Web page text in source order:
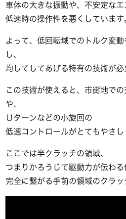
車体の大きな振動や、不安定なエ
低速時の操作性を悪くしています
よって、低回転域でのトルク変
し、
均してしてあげる特有の技術が必
この技術が使えると、市街地で
や、
Ｕターンなどの小旋回の
低速コントロールがとてもやさし
ここでは半クラッチの領域、
つまりかろうじて駆動力が伝わる
完全に繋がる手前の領域のクラッ